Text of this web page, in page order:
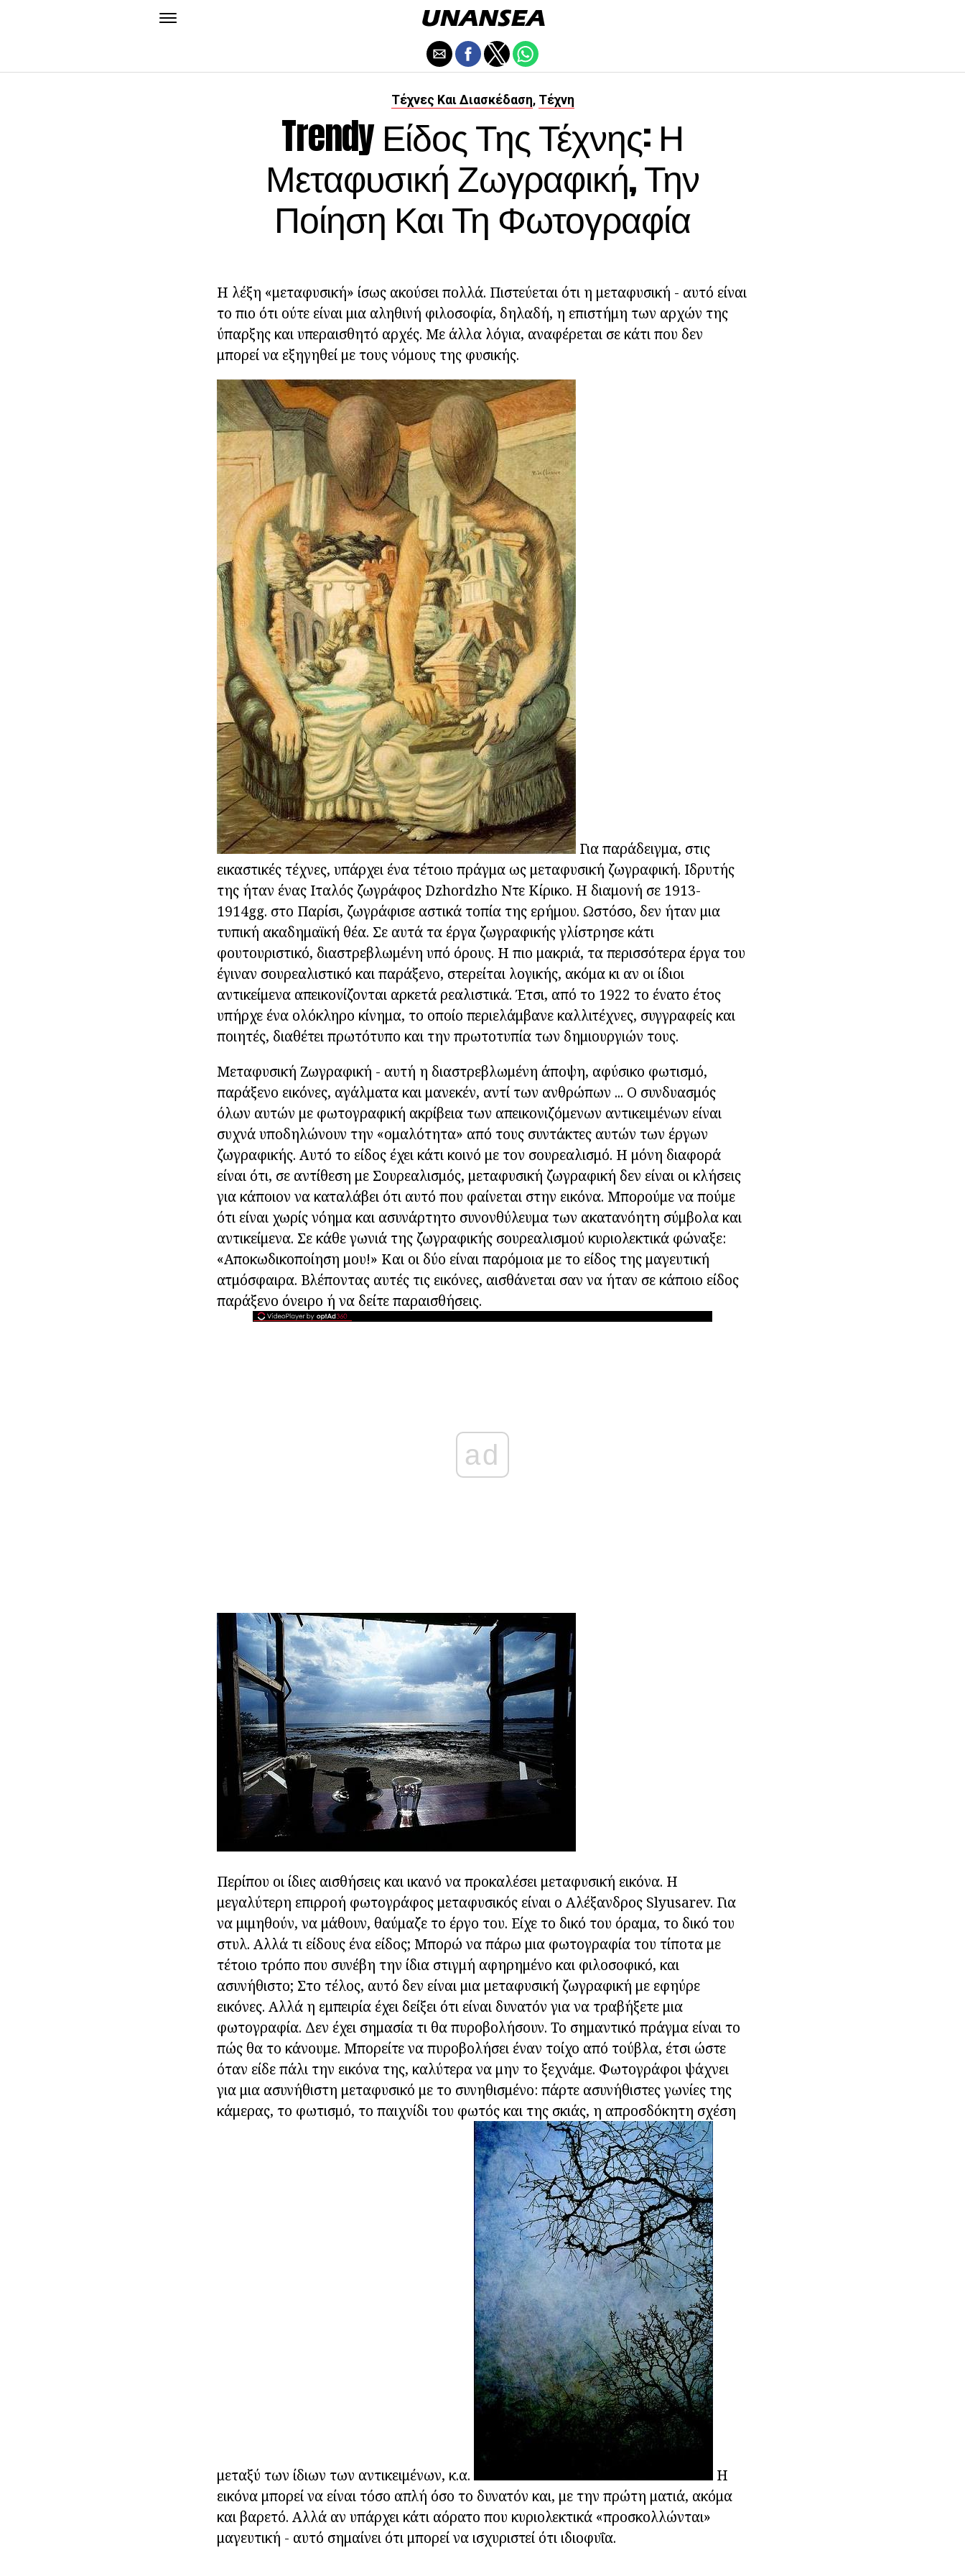
Τέχνες Και Διασκέδαση, Τέχνη
Trendy Είδος Της Τέχνης: Η
Μεταφυσική Ζωγραφική, Την
Ποίηση Και Τη Φωτογραφία
Η λέξη «μεταφυσική» ίσως ακούσει πολλά. Πιστεύεται ότι η μεταφυσική - αυτό είναι
το πιο ότι ούτε είναι μια αληθινή φιλοσοφία, δηλαδή, η επιστήμη των αρχών της
ύπαρξης και υπεραισθητό αρχές. Με άλλα λόγια, αναφέρεται σε κάτι που δεν
μπορεί να εξηγηθεί με τους νόμους της φυσικής.
Για παράδειγμα, στις
εικαστικές τέχνες, υπάρχει ένα τέτοιο πράγμα ως μεταφυσική ζωγραφική. Ιδρυτής
της ήταν ένας Ιταλός ζωγράφος Dzhordzho Ντε Κίρικο. Η διαμονή σε 1913-
1914gg. στο Παρίσι, ζωγράφισε αστικά τοπία της ερήμου. Ωστόσο, δεν ήταν μια
τυπική ακαδημαϊκή θέα. Σε αυτά τα έργα ζωγραφικής γλίστρησε κάτι
φουτουριστικό, διαστρεβλωμένη υπό όρους. Η πιο μακριά, τα περισσότερα έργα του
έγιναν σουρεαλιστικό και παράξενο, στερείται λογικής, ακόμα κι αν οι ίδιοι
αντικείμενα απεικονίζονται αρκετά ρεαλιστικά. Έτσι, από το 1922 το ένατο έτος
υπήρχε ένα ολόκληρο κίνημα, το οποίο περιελάμβανε καλλιτέχνες, συγγραφείς και
ποιητές, διαθέτει πρωτότυπο και την πρωτοτυπία των δημιουργιών τους.
Μεταφυσική Ζωγραφική - αυτή η διαστρεβλωμένη άποψη, αφύσικο φωτισμό,
παράξενο εικόνες, αγάλματα και μανεκέν, αντί των ανθρώπων ... Ο συνδυασμός
όλων αυτών με φωτογραφική ακρίβεια των απεικονιζόμενων αντικειμένων είναι
συχνά υποδηλώνουν την «ομαλότητα» από τους συντάκτες αυτών των έργων
ζωγραφικής. Αυτό το είδος έχει κάτι κοινό με τον σουρεαλισμό. Η μόνη διαφορά
είναι ότι, σε αντίθεση με Σουρεαλισμός, μεταφυσική ζωγραφική δεν είναι οι κλήσεις
για κάποιον να καταλάβει ότι αυτό που φαίνεται στην εικόνα. Μπορούμε να πούμε
ότι είναι χωρίς νόημα και ασυνάρτητο συνονθύλευμα των ακατανόητη σύμβολα και
αντικείμενα. Σε κάθε γωνιά της ζωγραφικής σουρεαλισμού κυριολεκτικά φώναξε:
«Αποκωδικοποίηση μου!» Και οι δύο είναι παρόμοια με το είδος της μαγευτική
ατμόσφαιρα. Βλέποντας αυτές τις εικόνες, αισθάνεται σαν να ήταν σε κάποιο είδος
παράξενο όνειρο ή να δείτε παραισθήσεις.
ad
Περίπου οι ίδιες αισθήσεις και ικανό να προκαλέσει μεταφυσική εικόνα. Η
μεγαλύτερη επιρροή φωτογράφος μεταφυσικός είναι ο Αλέξανδρος Slyusarev. Για
να μιμηθούν, να μάθουν, θαύμαζε το έργο του. Είχε το δικό του όραμα, το δικό του
στυλ. Αλλά τι είδους ένα είδος; Μπορώ να πάρω μια φωτογραφία του τίποτα με
τέτοιο τρόπο που συνέβη την ίδια στιγμή αφηρημένο και φιλοσοφικό, και
ασυνήθιστο; Στο τέλος, αυτό δεν είναι μια μεταφυσική ζωγραφική με εφηύρε
εικόνες. Αλλά η εμπειρία έχει δείξει ότι είναι δυνατόν για να τραβήξετε μια
φωτογραφία. Δεν έχει σημασία τι θα πυροβολήσουν. Το σημαντικό πράγμα είναι το
πώς θα το κάνουμε. Μπορείτε να πυροβολήσει έναν τοίχο από τούβλα, έτσι ώστε
όταν είδε πάλι την εικόνα της, καλύτερα να μην το ξεχνάμε. Φωτογράφοι ψάχνει
για μια ασυνήθιστη μεταφυσικό με το συνηθισμένο: πάρτε ασυνήθιστες γωνίες της
κάμερας, το φωτισμό, το παιχνίδι του φωτός και της σκιάς, η απροσδόκητη σχέση
μεταξύ των ίδιων των αντικειμένων, κ.α.
Η
εικόνα μπορεί να είναι τόσο απλή όσο το δυνατόν και, με την πρώτη ματιά, ακόμα
και βαρετό. Αλλά αν υπάρχει κάτι αόρατο που κυριολεκτικά «προσκολλώνται»
μαγευτική - αυτό σημαίνει ότι μπορεί να ισχυριστεί ότι ιδιοφυΐα.